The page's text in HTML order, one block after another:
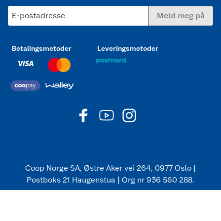
E-postadresse Meld meg på
Betalingsmetoder Leveringsmetoder
Coop Norge SA, Østre Aker vei 264, 0977 Oslo |
Postboks 21 Haugenstua | Org nr 936 560 288.